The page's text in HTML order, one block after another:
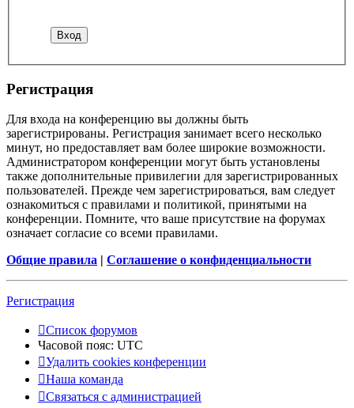
Регистрация
Для входа на конференцию вы должны быть
зарегистрированы. Регистрация занимает всего несколько
минут, но предоставляет вам более широкие возможности.
Администратором конференции могут быть установлены
также дополнительные привилегии для зарегистрированных
пользователей. Прежде чем зарегистрироваться, вам следует
ознакомиться с правилами и политикой, принятыми на
конференции. Помните, что ваше присутствие на форумах
означает согласие со всеми правилами.
Общие правила | Соглашение о конфиденциальности
Регистрация
Список форумов
Часовой пояс: UTC
Удалить cookies конференции
Наша команда
Связаться с администрацией